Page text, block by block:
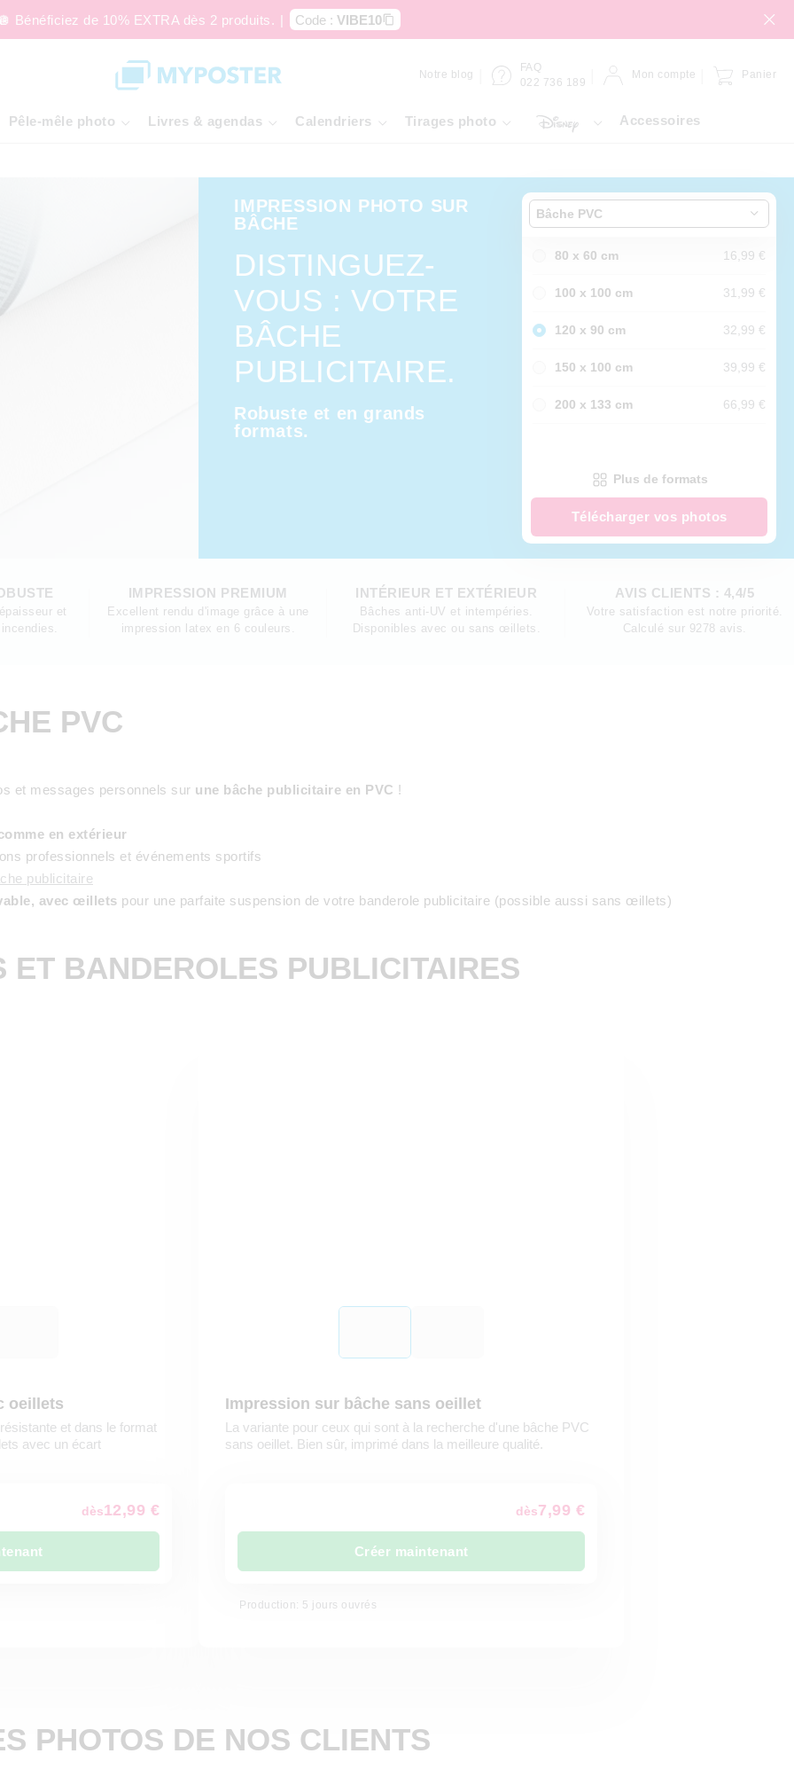
🪩 Bénéficiez de 10% EXTRA dès 2 produits. | Code : VIBE10
Notre blog
FAQ
022 736 189
Mon compte Panier
Pêle-mêle photo Livres & agendas Calendriers Tirages photo Accessoires
IMPRESSION PHOTO SUR
BÂCHE
DISTINGUEZ-
VOUS : VOTRE
BÂCHE
PUBLICITAIRE.
Robuste et en grands
formats.
et
IMPRESSION PREMIUM
Excellent rendu d'image grâce à une
impression latex en 6 couleurs.
INTÉRIEUR ET EXTÉRIEUR
Bâches anti-UV et intempéries.
Disponibles avec ou sans œillets.
AVIS CLIENTS : 4,4/5
Votre satisfaction est notre priorité.
Calculé sur 9278 avis.
Bâche PVC
80 x 60 cm 16,99 €
100 x 100 cm 31,99 €
120 x 90 cm 32,99 €
150 x 100 cm 39,99 €
200 x 133 cm 66,99 €
Plus de formats
Télécharger vos photos
PVC
et messages personnels sur une bâche publicitaire en PVC !
en extérieur
professionnels et événements sportifs
publicitaire
avec œillets pour une parfaite suspension de votre banderole publicitaire (possible aussi sans œillets)
ET BANDEROLES PUBLICITAIRES
oeillets
et dans le format
avec un écart
dès12,99 €
Impression sur bâche sans oeillet
La variante pour ceux qui sont à la recherche d'une bâche PVC
sans oeillet. Bien sûr, imprimé dans la meilleure qualité.
dès7,99 €
Créer maintenant
Production: 5 jours ouvrés
PHOTOS DE NOS CLIENTS